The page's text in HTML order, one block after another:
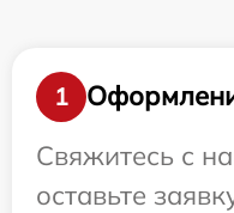
1
Свяжитесь с
оставьте